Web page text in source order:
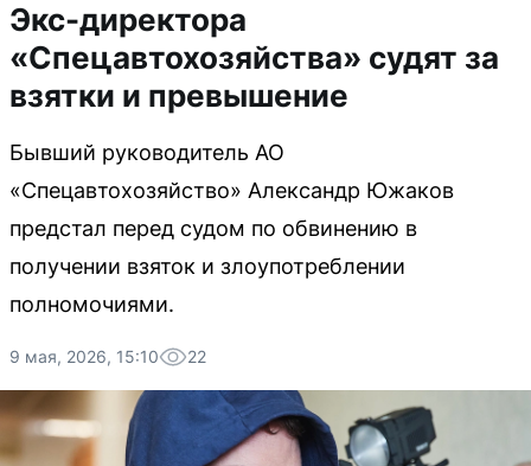
Экс-директора
«Спецавтохозяйства» судят за
взятки и превышение
Бывший руководитель АО
«Спецавтохозяйство» Александр Южаков
предстал перед судом по обвинению в
получении взяток и злоупотреблении
полномочиями.
9 мая, 2026, 15:10 22